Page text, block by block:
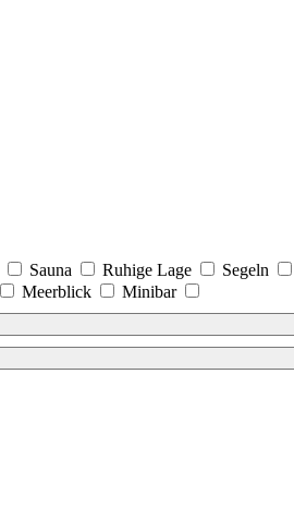
Sauna Ruhige Lage Segeln
Meerblick Minibar